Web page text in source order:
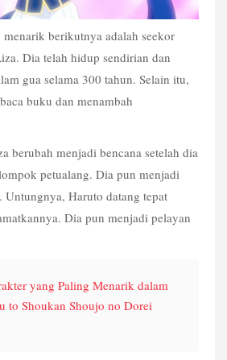
berikutnya adalah seekor
Dia telah hidup sendirian dan
gua selama 300 tahun. Selain itu,
buku dan menambah
berubah menjadi bencana setelah dia
petualang. Dia pun menjadi
Untungnya, Haruto datang tepat
Dia pun menjadi pelayan
yang Paling Menarik dalam
to Shoukan Shoujo no Dorei